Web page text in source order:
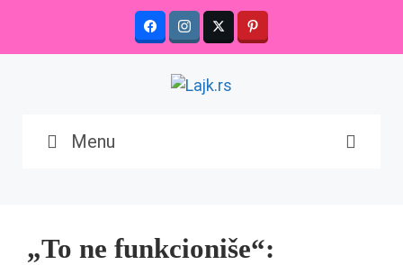
content
Menu
„To ne funkcioniše“: